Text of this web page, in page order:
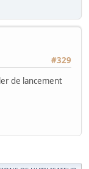
#329
de lancement